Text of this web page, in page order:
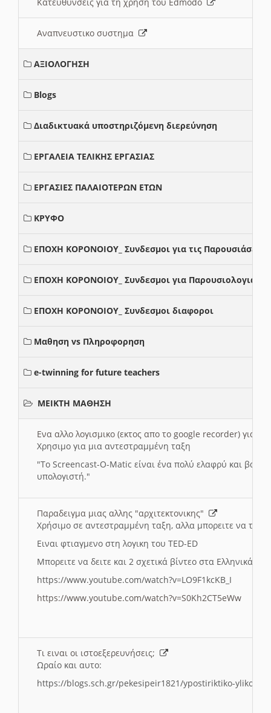
Αναπνευστικο συστημα
ΑΞΙΟΛΟΓΗΣΗ
Blogs
Διαδικτυακά υποστηριζόμενη διερεύνηση
ΕΡΓΑΛΕΙΑ ΤΕΛΙΚΗΣ ΕΡΓΑΣΙΑΣ
ΕΡΓΑΣΙΕΣ ΠΑΛΑΙΟΤΕΡΩΝ ΕΤΩΝ
ΚΡΥΦΟ
ΕΠΟΧΗ ΚΟΡΟΝΟΙΟΥ_ Συνδεσμοι για τις Παρουσιάσεις
ΕΠΟΧΗ ΚΟΡΟΝΟΙΟΥ_ Συνδεσμοι για Παρουσιολογια
ΕΠΟΧΗ ΚΟΡΟΝΟΙΟΥ_ Συνδεσμοι διαφοροι
Μαθηση vs Πληροφορηση
e-twinning for future teachers
ΜΕΙΚΤΗ ΜΑΘΗΣΗ
Ενα αλλο λογισμικο (εκτος απο το google recorder) για
Χρησιμο για μια αντεστραμμένη ταξη
"To Screencast-O-Matic είναι ένα πολύ ελαφρύ και
υπολογιστή."
Παραδειγμα μιας αλλης "αρχιτεκτονικης"
Χρήσιμο σε αντεστραμμένη ταξη, αλλα μπορειτε να το
Ειναι φτιαγμενο στη λογικη του TED-ED
Μπορειτε να δειτε και 2 σχετικά βίντεο στα Ελληνικά:
https://www.youtube.com/watch?v=LO9F1kcKB_I
https://www.youtube.com/watch?v=S0Kh2CT5eWw
Τι ειναι οι ιστοεξερευνήσεις;
Ωραίο και αυτο:
https://blogs.sch.gr/pekesipeir1821/ypostiriktiko-yliko/